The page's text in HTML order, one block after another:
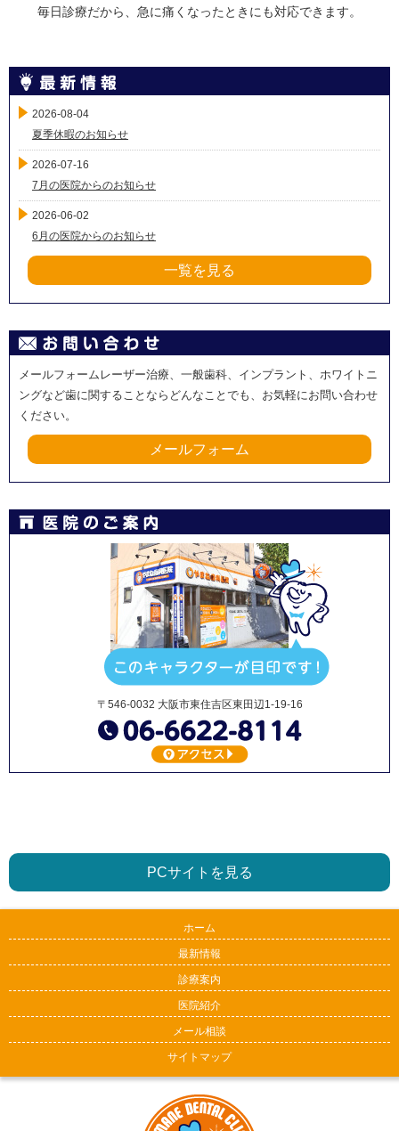
毎日診療だから、急に痛くなったときにも対応できます。
2026-08-04
夏季休暇のお知らせ
2026-07-16
7月の医院からのお知らせ
2026-06-02
6月の医院からのお知らせ
一覧を見る
メールフォームレーザー治療、一般歯科、インプラント、ホワイトニ
ングなど歯に関することならどんなことでも、お気軽にお問い合わせ
ください。
メールフォーム
〒546-0032 大阪市東住吉区東田辺1-19-16
PCサイトを見る
ホーム
最新情報
診療案内
医院紹介
メール相談
サイトマップ